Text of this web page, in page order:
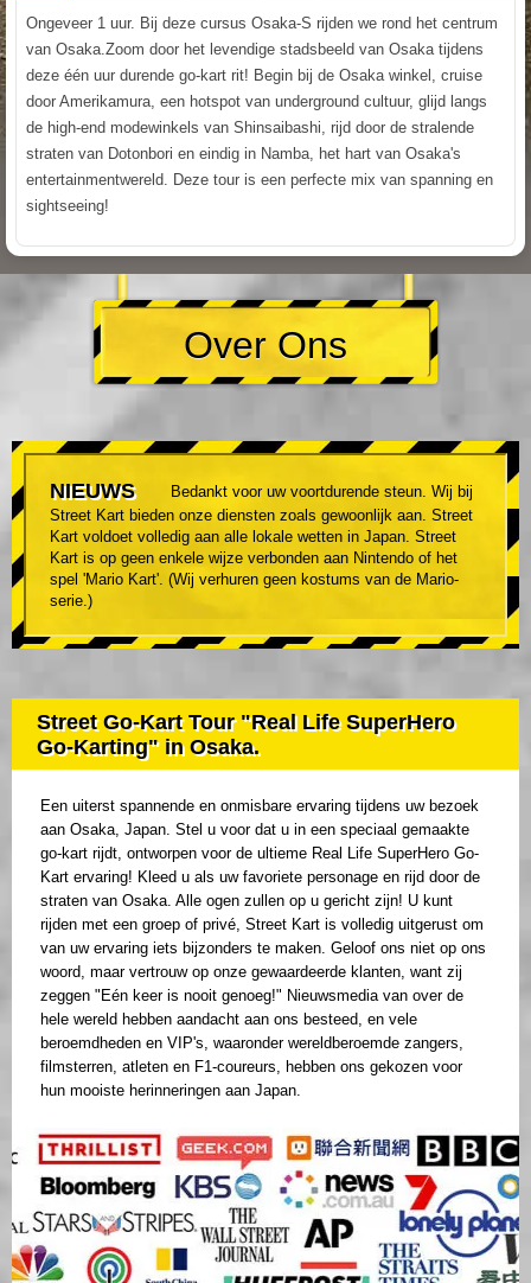
Ongeveer 1 uur. Bij deze cursus Osaka-S rijden we rond het centrum
van Osaka.Zoom door het levendige stadsbeeld van Osaka tijdens
deze één uur durende go-kart rit! Begin bij de Osaka winkel, cruise
door Amerikamura, een hotspot van underground cultuur, glijd langs
de high-end modewinkels van Shinsaibashi, rijd door de stralende
straten van Dotonbori en eindig in Namba, het hart van Osaka's
entertainmentwereld. Deze tour is een perfecte mix van spanning en
sightseeing!
Over Ons
NIEUWS
Bedankt voor uw voortdurende steun. Wij bij
Street Kart bieden onze diensten zoals gewoonlijk aan. Street
Kart voldoet volledig aan alle lokale wetten in Japan. Street
Kart is op geen enkele wijze verbonden aan Nintendo of het
spel 'Mario Kart'. (Wij verhuren geen kostums van de Mario-
serie.)
Street Go-Kart Tour "Real Life SuperHero
Go-Karting" in Osaka.
Een uiterst spannende en onmisbare ervaring tijdens uw bezoek
aan Osaka, Japan. Stel u voor dat u in een speciaal gemaakte
go-kart rijdt, ontworpen voor de ultieme Real Life SuperHero Go-
Kart ervaring! Kleed u als uw favoriete personage en rijd door de
straten van Osaka. Alle ogen zullen op u gericht zijn! U kunt
rijden met een groep of privé, Street Kart is volledig uitgerust om
van uw ervaring iets bijzonders te maken. Geloof ons niet op ons
woord, maar vertrouw op onze gewaardeerde klanten, want zij
zeggen "Eén keer is nooit genoeg!" Nieuwsmedia van over de
hele wereld hebben aandacht aan ons besteed, en vele
beroemdheden en VIP's, waaronder wereldberoemde zangers,
filmsterren, atleten en F1-coureurs, hebben ons gekozen voor
hun mooiste herinneringen aan Japan.